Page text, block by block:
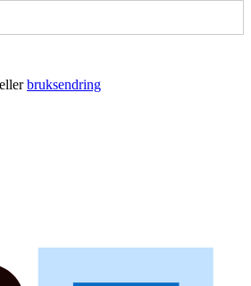
ellerbruksendring